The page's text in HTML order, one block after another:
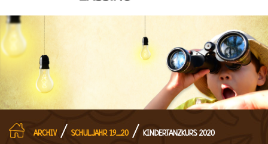
ARCHIV/ SCHULJAHR 19_20 / KINDERTANZKURS 2020